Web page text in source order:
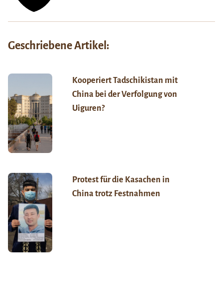
Geschriebene Artikel:
Kooperiert Tadschikistan mit
China bei der Verfolgung von
Uiguren?
Protest für die Kasachen in
China trotz Festnahmen